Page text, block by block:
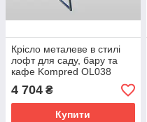
Крісло металеве в стилі
лофт для саду, бару та
кафе Kompred OL038
4 704 ₴
Купити